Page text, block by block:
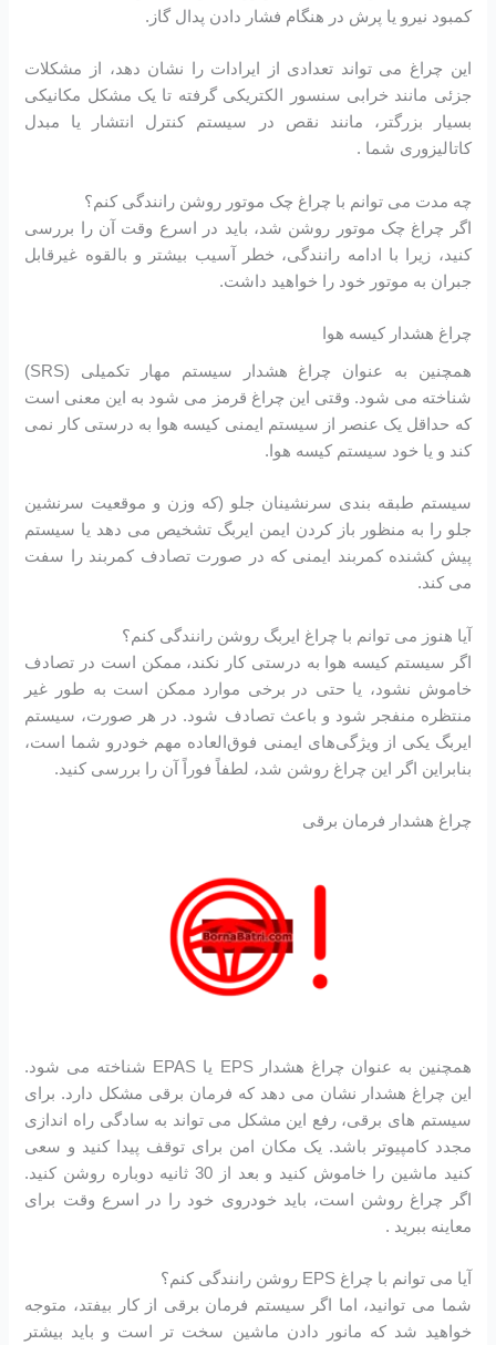
کمبود نیرو یا پرش در هنگام فشار دادن پدال گاز.
این چراغ می تواند تعدادی از ایرادات را نشان دهد، از مشکلات
جزئی مانند خرابی سنسور الکتریکی گرفته تا یک مشکل مکانیکی
بسیار بزرگتر، مانند نقص در سیستم کنترل انتشار یا مبدل
کاتالیزوری شما .
چه مدت می توانم با چراغ چک موتور روشن رانندگی کنم؟
اگر چراغ چک موتور روشن شد، باید در اسرع وقت آن را بررسی
کنید، زیرا با ادامه رانندگی، خطر آسیب بیشتر و بالقوه غیرقابل
جبران به موتور خود را خواهید داشت.
چراغ هشدار کیسه هوا
همچنین به عنوان چراغ هشدار سیستم مهار تکمیلی (SRS)
شناخته می شود. وقتی این چراغ قرمز می شود به این معنی است
که حداقل یک عنصر از سیستم ایمنی کیسه هوا به درستی کار نمی
کند و یا خود سیستم کیسه هوا.
سیستم طبقه بندی سرنشینان جلو (که وزن و موقعیت سرنشین
جلو را به منظور باز کردن ایمن ایربگ تشخیص می دهد یا سیستم
پیش کشنده کمربند ایمنی که در صورت تصادف کمربند را سفت
می کند.
آیا هنوز می توانم با چراغ ایربگ روشن رانندگی کنم؟
اگر سیستم کیسه هوا به درستی کار نکند، ممکن است در تصادف
خاموش نشود، یا حتی در برخی موارد ممکن است به طور غیر
منتظره منفجر شود و باعث تصادف شود. در هر صورت، سیستم
ایربگ یکی از ویژگی‌های ایمنی فوق‌العاده مهم خودرو شما است،
بنابراین اگر این چراغ روشن شد، لطفاً فوراً آن را بررسی کنید.
چراغ هشدار فرمان برقی
همچنین به عنوان چراغ هشدار EPS یا EPAS شناخته می شود.
این چراغ هشدار نشان می دهد که فرمان برقی مشکل دارد. برای
سیستم های برقی، رفع این مشکل می تواند به سادگی راه اندازی
مجدد کامپیوتر باشد. یک مکان امن برای توقف پیدا کنید و سعی
کنید ماشین را خاموش کنید و بعد از 30 ثانیه دوباره روشن کنید.
اگر چراغ روشن است، باید خودروی خود را در اسرع وقت برای
معاینه ببرید .
آیا می توانم با چراغ EPS روشن رانندگی کنم؟
شما می توانید، اما اگر سیستم فرمان برقی از کار بیفتد، متوجه
خواهید شد که مانور دادن ماشین سخت تر است و باید بیشتر